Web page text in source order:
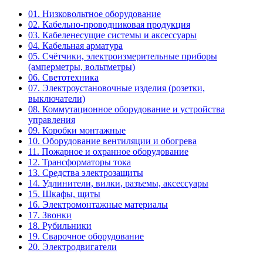
01. Низковольтное оборудование
02. Кабельно-проводниковая продукция
03. Кабеленесущие системы и аксессуары
04. Кабельная арматура
05. Счётчики, электроизмерительные приборы
(амперметры, вольтметры)
06. Светотехника
07. Электроустановочные изделия (розетки,
выключатели)
08. Коммутационное оборудование и устройства
управления
09. Коробки монтажные
10. Оборудование вентиляции и обогрева
11. Пожарное и охранное оборудование
12. Трансформаторы тока
13. Средства электрозащиты
14. Удлинители, вилки, разъемы, аксессуары
15. Шкафы, щиты
16. Электромонтажные материалы
17. Звонки
18. Рубильники
19. Сварочное оборудование
20. Электродвигатели